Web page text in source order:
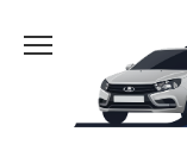
содержанию